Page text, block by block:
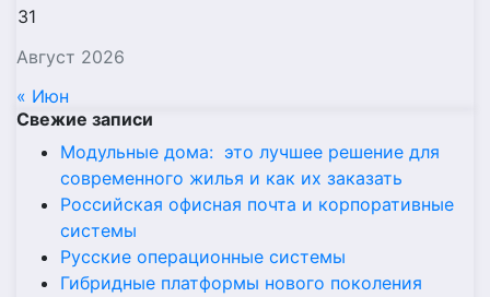
Август 2026
31
« Июн
Свежие записи
Модульные дома: это лучшее решение для
современного жилья и как их заказать
Российская офисная почта и корпоративные
системы
Русские операционные системы
Гибридные платформы нового поколения